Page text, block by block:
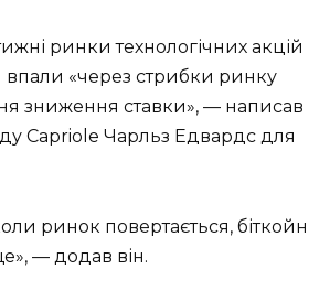
ринки технологічних акцій
впали «через стрибки ринку
зниження ставки», — написав
Capriole Чарльз Едвардс для
ринок повертається, біткойн
— додав він.